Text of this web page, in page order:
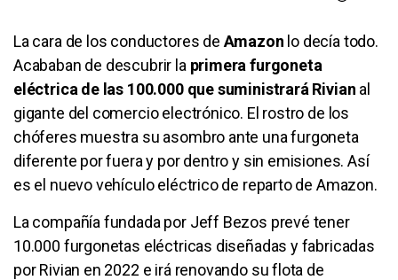
La cara de los conductores de Amazon lo decía todo.
Acababan de descubrir la primera furgoneta
eléctrica de las 100.000 que suministrará Rivian al
gigante del comercio electrónico. El rostro de los
chóferes muestra su asombro ante una furgoneta
diferente por fuera y por dentro y sin emisiones. Así
es el nuevo vehículo eléctrico de reparto de Amazon.
La compañía fundada por Jeff Bezos prevé tener
10.000 furgonetas eléctricas diseñadas y fabricadas
por Rivian en 2022 e irá renovando su flota de